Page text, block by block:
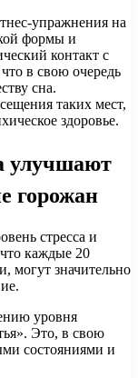
упражнения на
формы и
контакт с
в свою очередь
сна.
таких мест,
здоровье.
улучшают
горожан
стресса и
каждые 20
могут значительно
уровня
Это, в свою
состояниями и